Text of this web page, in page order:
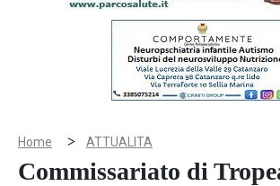
Home > ATTUALITA
Commissariato di